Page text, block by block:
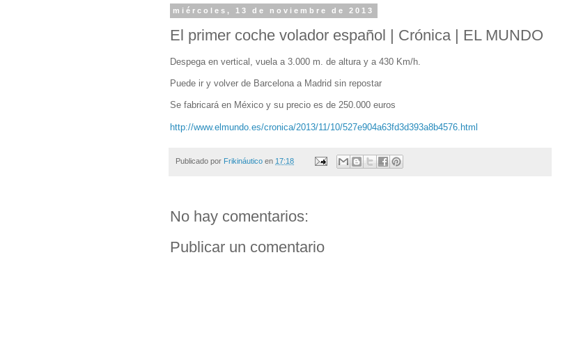
miércoles, 13 de noviembre de 2013
El primer coche volador español | Crónica | EL MUNDO
Despega en vertical, vuela a 3.000 m. de altura y a 430 Km/h.
Puede ir y volver de Barcelona a Madrid sin repostar
Se fabricará en México y su precio es de 250.000 euros
http://www.elmundo.es/cronica/2013/11/10/527e904a63fd3d393a8b4576.html
Publicado por Frikináutico en 17:18
No hay comentarios:
Publicar un comentario